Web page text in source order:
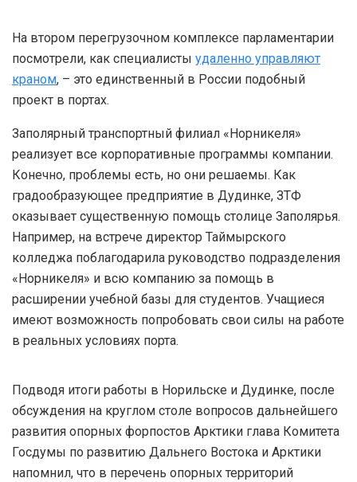
На втором перегрузочном комплексе парламентарии
посмотрели, как специалисты удаленно управляют
краном, – это единственный в России подобный
проект в портах.
Заполярный транспортный филиал «Норникеля»
реализует все корпоративные программы компании.
Конечно, проблемы есть, но они решаемы. Как
градообразующее предприятие в Дудинке, ЗТФ
оказывает существенную помощь столице Заполярья.
Например, на встрече директор Таймырского
колледжа поблагодарила руководство подразделения
«Норникеля» и всю компанию за помощь в
расширении учебной базы для студентов. Учащиеся
имеют возможность попробовать свои силы на работе
в реальных условиях порта.
Подводя итоги работы в Норильске и Дудинке, после
обсуждения на круглом столе вопросов дальнейшего
развития опорных форпостов Арктики глава Комитета
Госдумы по развитию Дальнего Востока и Арктики
напомнил, что в перечень опорных территорий